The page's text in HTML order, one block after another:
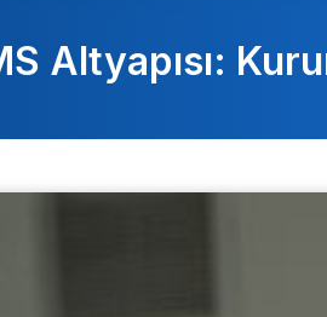
Altyapısı: